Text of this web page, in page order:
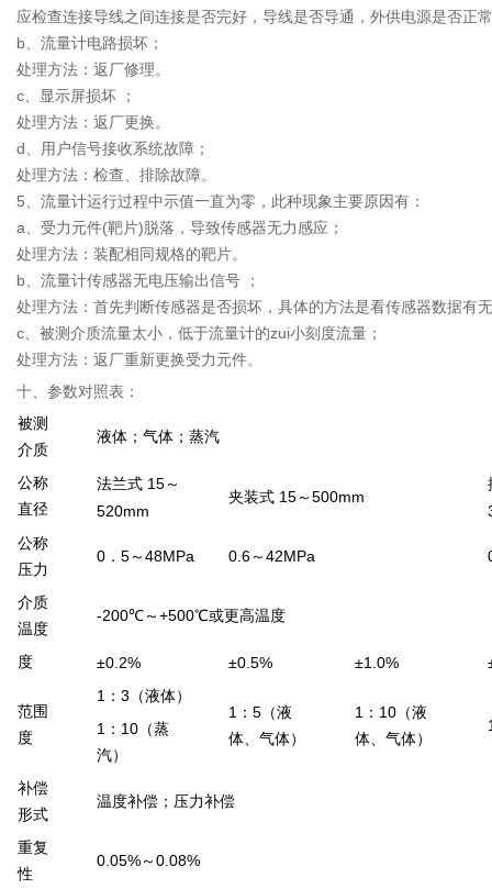
应检查连接导线之间连接是否完好，导线是否导通，外供电源是否正
b、流量计电路损坏；
处理方法：返厂修理。
c、显示屏损坏 ；
处理方法：返厂更换。
d、用户信号接收系统故障；
处理方法：检查、排除故障。
5、流量计运行过程中示值一直为零，此种现象主要原因有：
a、受力元件(靶片)脱落，导致传感器无力感应；
处理方法：装配相同规格的靶片。
b、流量计传感器无电压输出信号 ；
处理方法：首先判断传感器是否损坏，具体的方法是看传感器数据有
c、被测介质流量太小，低于流量计的zui小刻度流量；
处理方法：返厂重新更换受力元件。
十、参数对照表：
被测
介质
液体；气体；蒸汽
公称
直径
法兰式 15 ～
520mm
夹装式 15 ～ 500mm
公称
压力
0 ． 5 ～ 48MPa 0.6 ～ 42MPa
介质
温度
-200℃ ～ +500℃或更高温度
度 ±0.2% ±0.5% ±1.0%
范围
度
1 ： 3 （液体）
1 ： 10 （蒸
汽）
1 ： 5 （液
体、气体）
1 ： 10 （液
体、气体）
补偿
形式
温度补偿；压力补偿
重复
性
0.05% ～ 0.08%